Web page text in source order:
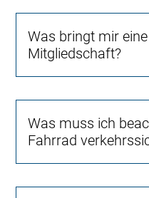
Was bringt mir eine
Mitgliedschaft?
Was muss ich
Fahrrad